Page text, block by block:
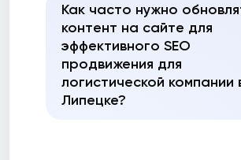
Как часто нужно
контент на сайте для
эффективного SEO
продвижения для
логистической компании
Липецке?